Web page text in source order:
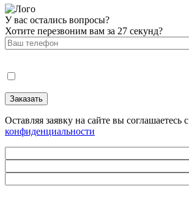
У вас остались вопросы?
Хотите перезвоним вам за 27 секунд?
Оставляя заявку на сайте вы соглашаетесь с
конфиденциальности